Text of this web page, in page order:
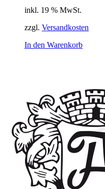
inkl. 19 % MwSt.
zzgl. Versandkosten
In den Warenkorb